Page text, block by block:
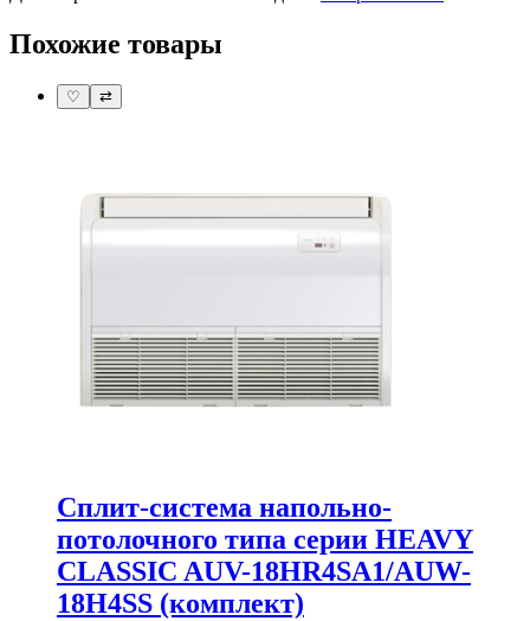
Похожие товары
♡ ⇄
Сплит-система напольно-
потолочного типа серии HEAVY
CLASSIC AUV-18HR4SA1/AUW-
18H4SS (комплект)